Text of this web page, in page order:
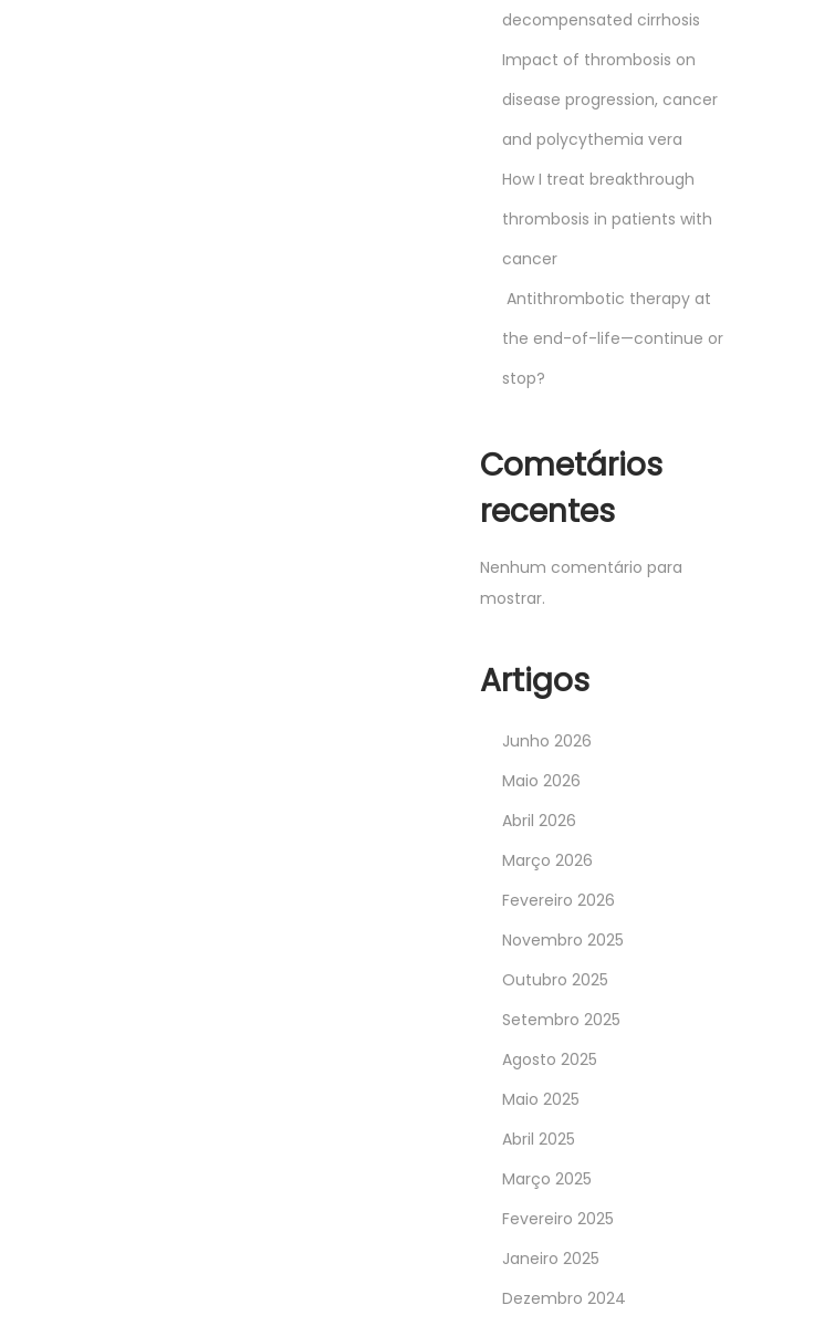
decompensated cirrhosis
Impact of thrombosis on
disease progression, cancer
and polycythemia vera
How I treat breakthrough
thrombosis in patients with
cancer
Antithrombotic therapy at
the end-of-life—continue or
stop?
Cometários
recentes
Nenhum comentário para
mostrar.
Artigos
Junho 2026
Maio 2026
Abril 2026
Março 2026
Fevereiro 2026
Novembro 2025
Outubro 2025
Setembro 2025
Agosto 2025
Maio 2025
Abril 2025
Março 2025
Fevereiro 2025
Janeiro 2025
Dezembro 2024